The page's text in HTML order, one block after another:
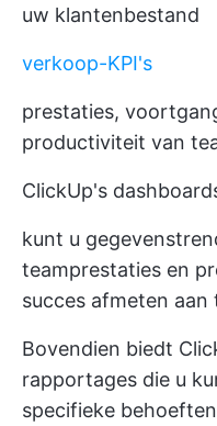
uw klantenbestand
verkoop-KPI's
prestaties,
productiviteit van
ClickUp's
kunt u
teamprestaties en
succes afmeten aan
Bovendien biedt
rapportages die u
specifieke